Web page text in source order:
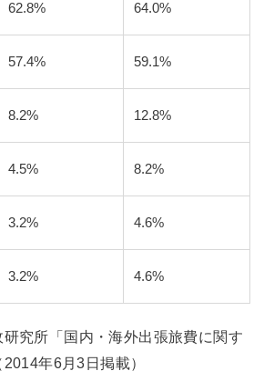
62.8% 64.0%
57.4% 59.1%
8.2% 12.8%
4.5% 8.2%
3.2% 4.6%
3.2% 4.6%
究所「国内・海外出張旅費に関す
年6月3日掲載）